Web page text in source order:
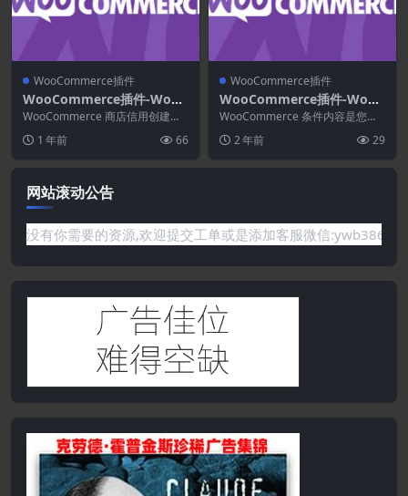
WooCommerce插件
WooCommerce插件-WooC
ommerce Store Credit 5.1.
2
WooCommerce 商店信用创建一
个忠实的客户群，他们是您所做的
事情的真正粉...
1 年前 66
WooCommerce插件
WooCommerce插件-WooC
ommerce Conditional Con
tent 2.3.0
WooCommerce 条件内容是您为
购物者提供动态、客户定制体验所
需的扩展。该...
2 年前 29
网站滚动公告
要的资源,欢迎提交工单或是添加客服微信:ywb386获取帮助！